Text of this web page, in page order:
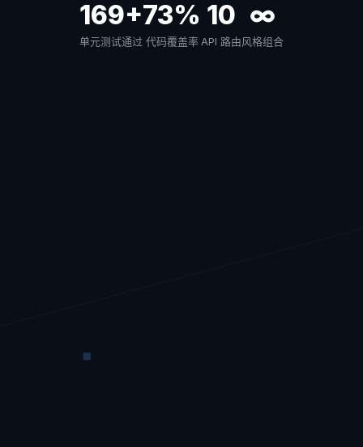
169+
单元测试通过
73%
代码覆盖率
10
API 路由
∞
风格组合